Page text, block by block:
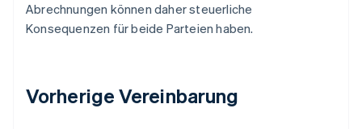
Abrechnungen können daher steuerliche
Konsequenzen für beide Parteien haben.
Vorherige Vereinbarung